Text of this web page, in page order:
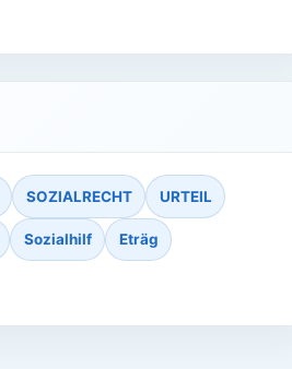
SOZIALRECHT URTEIL
Sozialhilf Eträg